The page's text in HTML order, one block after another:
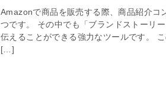
Amazonで商品を販売する際、商品紹介コ
つです。 その中でも「ブランドストーリ
伝えることができる強力なツールです。
[…]